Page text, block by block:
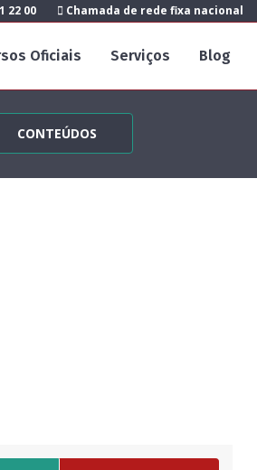
22 00 Chamada de rede fixa nacional
Oficiais Serviços Blog
CONTEÚDOS